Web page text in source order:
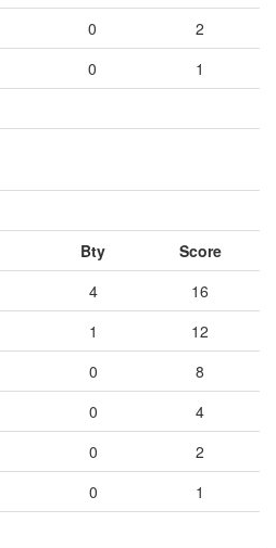
0
2
0
1
Bty
Score
4
16
1
12
0
8
0
4
0
2
0
1